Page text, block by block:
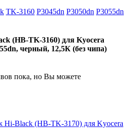
TK-3160 P3045dn P3050dn P3055dn
(HB-TK-3160) для Kyocera
черный, 12,5К (без чипа)
пока, но Вы можете